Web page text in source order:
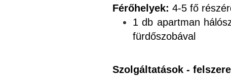
Férőhelyek: 4-5 fő
1 db apartman
fürdőszobával
Szolgáltatások -